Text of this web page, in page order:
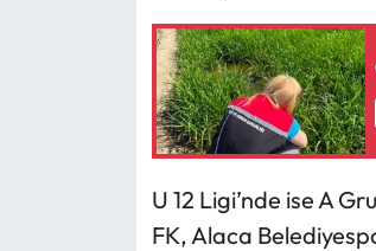
U 12 Ligi’nde ise A
FK, Alaca
Yayla Haber
Yemek Tarifleri
Yerel Haberler